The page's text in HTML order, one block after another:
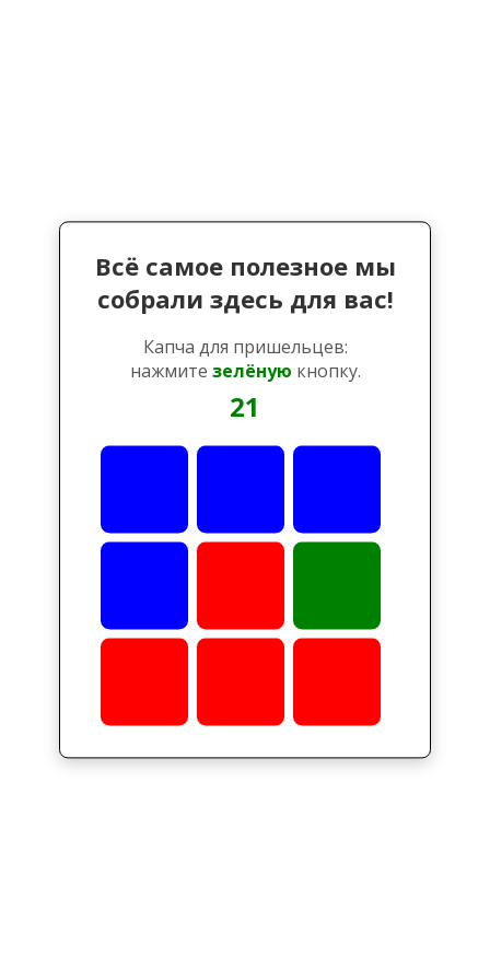
Всё самое полезное мы
собрали здесь для вас!
Капча для пришельцев:
нажмите зелёную кнопку.
21